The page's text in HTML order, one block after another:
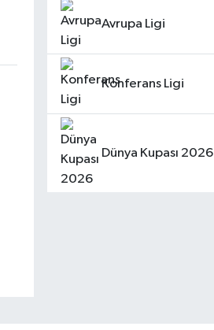
Avrupa Ligi
Konferans Ligi
Dünya Kupası 2026